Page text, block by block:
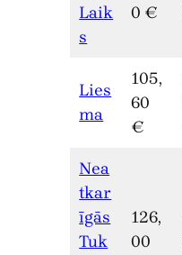
Laik
s
0 €
Lies
ma
105,
60
€
Nea
tkar
īgās
Tuk
126,
00